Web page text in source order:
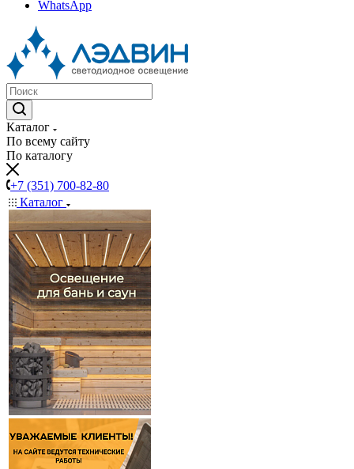
WhatsApp
Каталог
По всему сайту
По каталогу
+7 (351) 700-82-80
Каталог